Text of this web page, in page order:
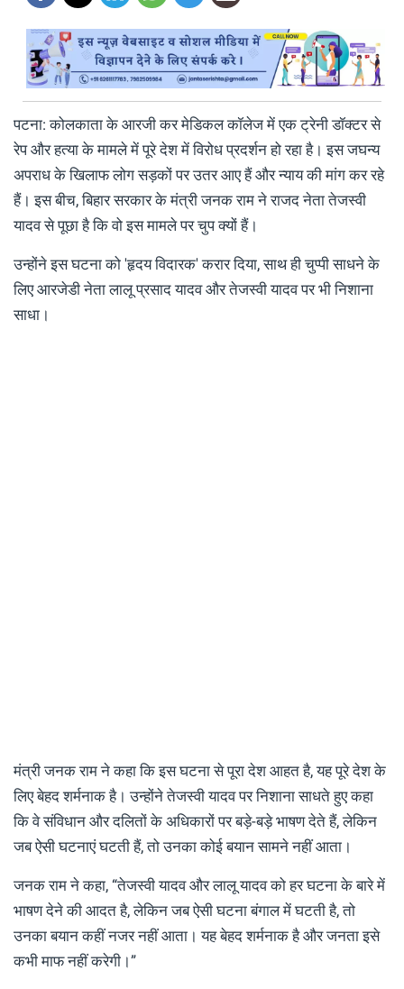
पटना: कोलकाता के आरजी कर मेडिकल कॉलेज में एक ट्रेनी डॉक्टर से
रेप और हत्या के मामले में पूरे देश में विरोध प्रदर्शन हो रहा है। इस जघन्य
अपराध के खिलाफ लोग सड़कों पर उतर आए हैं और न्याय की मांग कर रहे
हैं। इस बीच, बिहार सरकार के मंत्री जनक राम ने राजद नेता तेजस्वी
यादव से पूछा है कि वो इस मामले पर चुप क्यों हैं।
उन्होंने इस घटना को 'हृदय विदारक' करार दिया, साथ ही चुप्पी साधने के
लिए आरजेडी नेता लालू प्रसाद यादव और तेजस्वी यादव पर भी निशाना
साधा।
मंत्री जनक राम ने कहा कि इस घटना से पूरा देश आहत है, यह पूरे देश के
लिए बेहद शर्मनाक है। उन्होंने तेजस्वी यादव पर निशाना साधते हुए कहा
कि वे संविधान और दलितों के अधिकारों पर बड़े-बड़े भाषण देते हैं, लेकिन
जब ऐसी घटनाएं घटती हैं, तो उनका कोई बयान सामने नहीं आता।
जनक राम ने कहा, “तेजस्वी यादव और लालू यादव को हर घटना के बारे में
भाषण देने की आदत है, लेकिन जब ऐसी घटना बंगाल में घटती है, तो
उनका बयान कहीं नजर नहीं आता। यह बेहद शर्मनाक है और जनता इसे
कभी माफ नहीं करेगी।”